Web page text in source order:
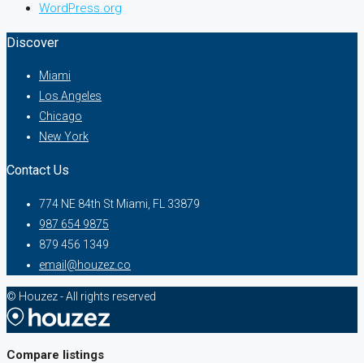
WordPress.org
Discover
Miami
Los Angeles
Chicago
New York
Contact Us
774 NE 84th St Miami, FL 33879
987 654 9875
879 456 1349
email@houzez.co
© Houzez - All rights reserved
Compare listings